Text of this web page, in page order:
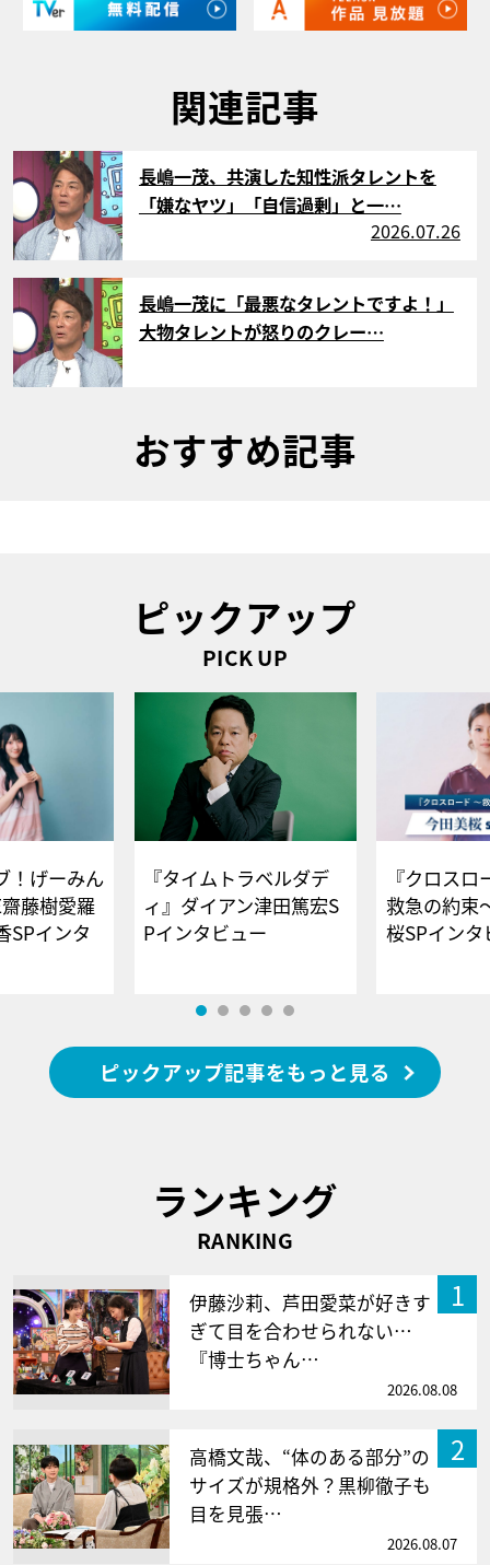
関連記事
サムネイル
長嶋一茂、共演した知性派タレントを
「嫌なヤツ」「自信過剰」と一…
2026.07.26
サムネイル
長嶋一茂に「最悪なタレントですよ！」
大物タレントが怒りのクレー…
おすすめ記事
ピックアップ
PICK UP
！げーみん
藤樹愛羅
SPインタ
『タイムトラベルダデ
ィ』ダイアン津田篤宏S
Pインタビュー
『クロス
救急の約束
桜SPイ
ピックアップ記事をもっと見る
ランキング
RANKING
1
伊藤沙莉、芦田愛菜が好きす
ぎて目を合わせられない…
『博士ちゃん…
2026.08.08
2
高橋文哉、“体のある部分”の
サイズが規格外？黒柳徹子も
目を見張…
2026.08.07